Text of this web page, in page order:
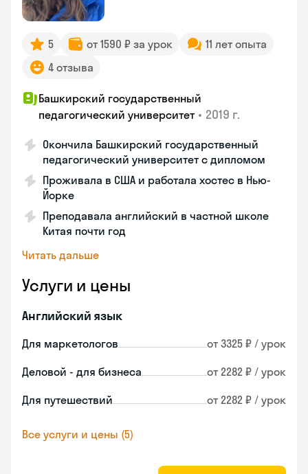
5 от 1590 ₽ за урок
11 лет опыта
4 отзыва
Башкирский государственный
педагогический университет • 2019 г.
Окончила Башкирский государственный
педагогический университет с дипломом
Проживала в США и работала хостес в Нью-
Йорке
Преподавала английский в частной школе
Китая почти год
Читать дальше
Услуги и цены
Английский язык
Для маркетологов от 3325 ₽ / урок
Деловой - для бизнеса от 2282 ₽ / урок
Для путешествий от 2282 ₽ / урок
Все услуги и цены (5)